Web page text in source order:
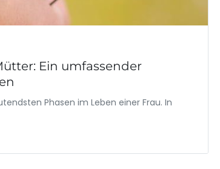
Ein umfassender
Phasen im Leben einer Frau. In